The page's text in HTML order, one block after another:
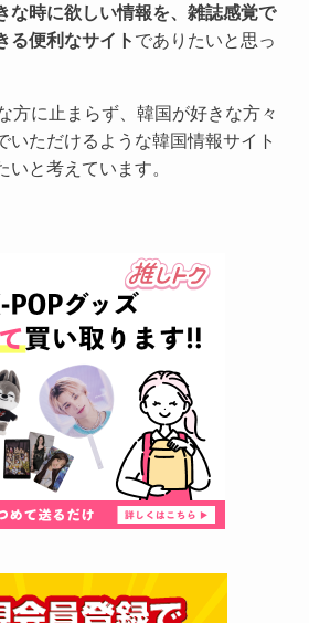
な時に欲しい情報を、雑誌感覚で
る便利なサイト でありたいと思っ
方に止まらず、韓国が好きな方々
いただけるような韓国情報サイト
いと考えています。